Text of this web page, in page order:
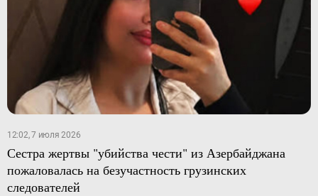
12:02, 7 июля 2026
Сестра жертвы "убийства чести" из Азербайджана
пожаловалась на безучастность грузинских
следователей